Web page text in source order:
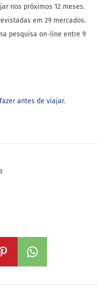
nos próximos 12 meses.
em 29 mercados.
pesquisa on-line entre 9
antes de viajar.